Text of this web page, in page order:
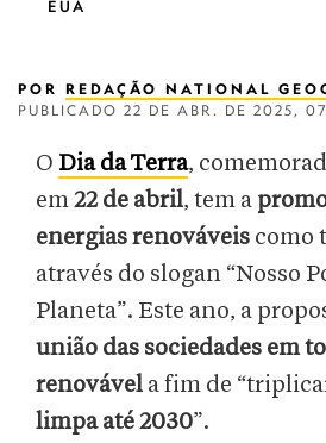
EUA
POR REDAÇÃO NATIONAL
PUBLICADO 22 DE ABR. DE 2025,
O Dia da Terra,
em22 de abril, tem a
energias renováveis como
através do slogan “Nosso
Planeta”. Este ano, a
união das sociedades em
renovável a fim de
limpa até 2030”.